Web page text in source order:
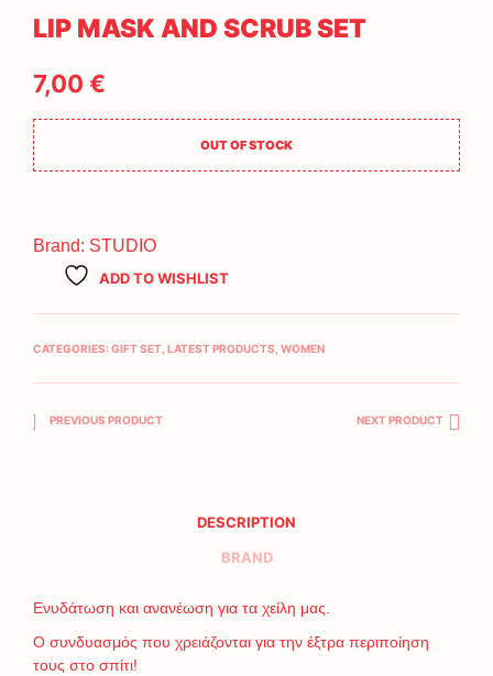
LIP MASK AND SCRUB SET
7,00 €
OUT OF STOCK
Brand: STUDIO
ADD TO WISHLIST
CATEGORIES: GIFT SET, LATEST PRODUCTS, WOMEN
PREVIOUS PRODUCT NEXT PRODUCT
DESCRIPTION
BRAND
Ενυδάτωση και ανανέωση για τα χείλη μας.
Ο συνδυασμός που χρειάζονται για την έξτρα περιποίηση
τους στο σπίτι!